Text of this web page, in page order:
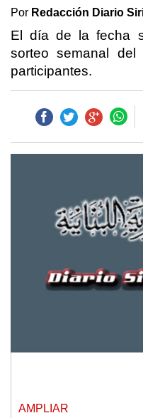
Por Redacción Diario
El día de la fecha
sorteo semanal
participantes.
AMPLIAR